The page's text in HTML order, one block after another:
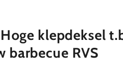
klepdeksel
barbecue RVS